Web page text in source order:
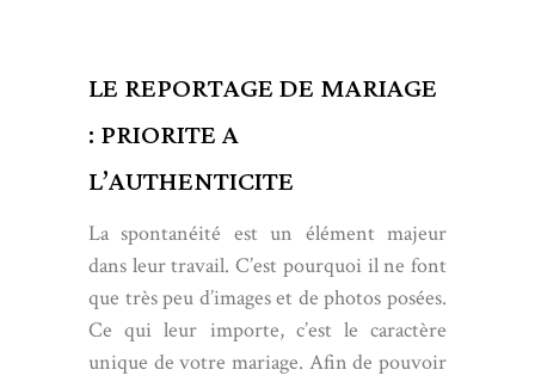
LE REPORTAGE DE MARIAGE
: PRIORITE A
L’AUTHENTICITE
La spontanéité est un élément majeur
dans leur travail. C’est pourquoi il ne font
que très peu d’images et de photos posées.
Ce qui leur importe, c’est le caractère
unique de votre mariage. Afin de pouvoir